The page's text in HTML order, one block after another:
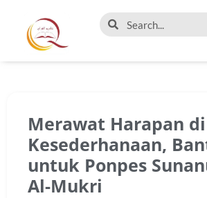
Merawat Harapan
Kesederhanaan,
untuk Ponpes
Al-Mukri